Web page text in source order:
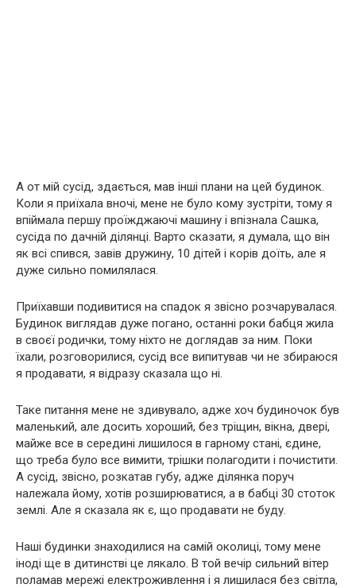
А от мій сусід, здається, мав інші плани на цей будинок.
Коли я приїхала вночі, мене не було кому зустріти, тому я
впіймала першу проїжджаючі машину і впізнала Сашка,
сусіда по дачній ділянці. Варто сказати, я думала, що він
як всі спився, завів дружину, 10 дітей і корів доїть, але я
дуже сильно помилялася.
Приїхавши подивитися на спадок я звісно розчарувалася.
Будинок виглядав дуже погано, останні роки бабця жила
в своєї родички, тому ніхто не доглядав за ним. Поки
їхали, розговорилися, сусід все випитував чи не збираюся
я продавати, я відразу сказала що ні.
Таке питання мене не здивувало, адже хоч будиночок був
маленький, але досить хороший, без тріщин, вікна, двері,
майже все в середині лишилося в гарному стані, єдине,
що треба було все вимити, трішки полагодити і почистити.
А сусід, звісно, розкатав губу, адже ділянка поруч
належала йому, хотів розширюватися, а в бабці 30 стоток
землі. Але я сказала як є, що продавати не буду.
Наші будинки знаходилися на самій околиці, тому мене
іноді ще в дитинстві це лякало. В той вечір сильний вітер
поламав мережі електроживлення і я лишилася без світла,